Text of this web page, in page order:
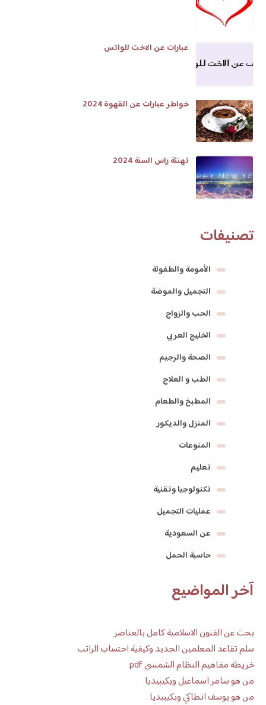
عبارات عن الاخت للواتس
خواطر عبارات عن القهوة 2024
تهنئة راس السنة 2024
تصنيفات
الأمومة والطفولة
التجميل والموضة
الحب والزواج
الخليج العربي
الصحة والرجيم
الطب و العلاج
المطبخ والطعام
المنزل والديكور
المنوعات
تعليم
تكنولوجيا وتقنية
عمليات التجميل
عن السعودية
حاسبة الحمل
آخر المواضيع
بحث عن الفنون الاسلامية كامل بالعناصر
سلم تقاعد المعلمين الجديد وكيفية احتساب الراتب
خريطة مفاهيم النظام الشمسي pdf
من هو سامر اسماعيل ويكيبيديا
من هو يوسف انطاكي ويكيبيديا